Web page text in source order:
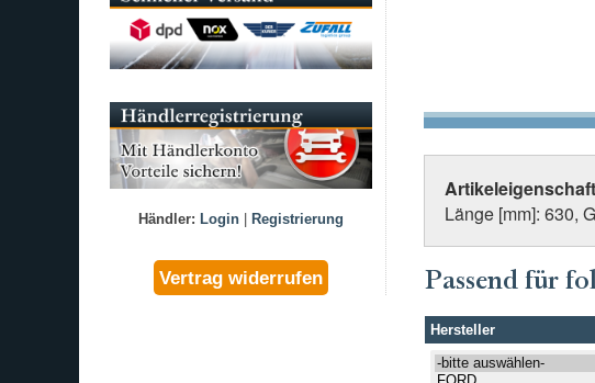
Länge [mm]: 630,
Passend für
Hersteller
Händler: Login| Registrierung